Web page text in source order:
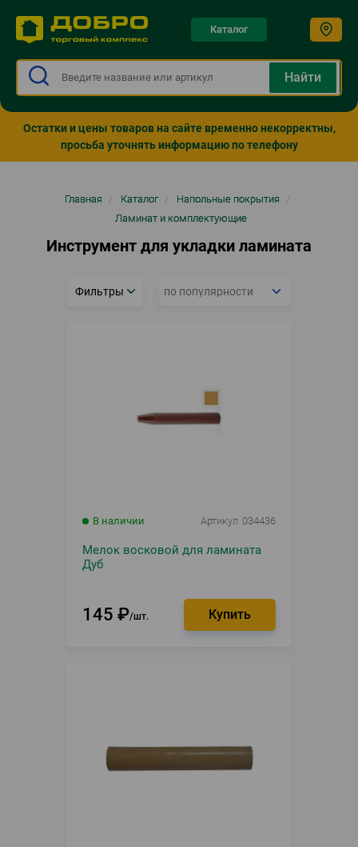
Каталог
Остатки и цены товаров на сайте временно некорректны,
просьба уточнять информацию по телефону
Главная / Каталог / Напольные покрытия
/
Ламинат и комплектующие
Инструмент для укладки ламината
Фильтры
В наличии Артикул 034436
Мелок восковой для ламината
Дуб
145 ₽ шт.